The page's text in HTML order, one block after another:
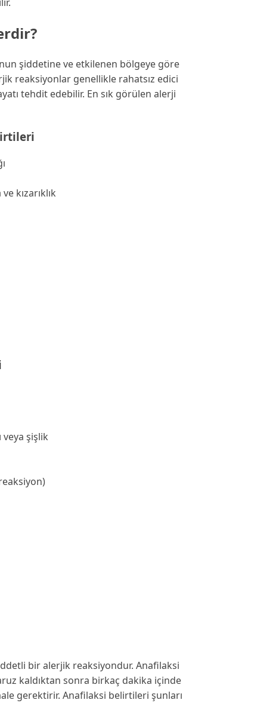
şiddetine ve etkilenen bölgeye göre
reaksiyonlar genellikle rahatsız edici
tehdit edebilir. En sık görülen alerji
kızarıklık
veya şişlik
bir alerjik reaksiyondur. Anafilaksi
kaldıktan sonra birkaç dakika içinde
gerektirir. Anafilaksi belirtileri şunları